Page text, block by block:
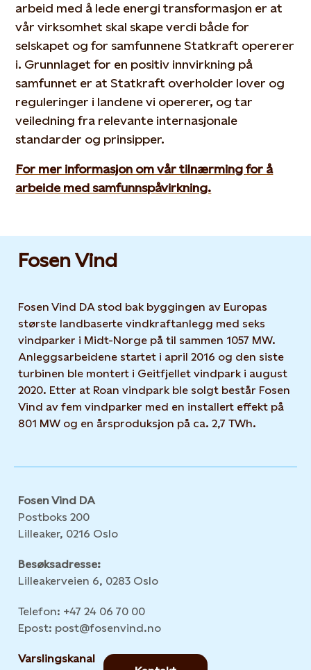
arbeid med å lede energi transformasjon er at
vår virksomhet skal skape verdi både for
selskapet og for samfunnene Statkraft opererer
i. Grunnlaget for en positiv innvirkning på
samfunnet er at Statkraft overholder lover og
reguleringer i landene vi opererer, og tar
veiledning fra relevante internasjonale
standarder og prinsipper.
For mer informasjon om vår tilnærming for å
arbeide med samfunnspåvirkning.
Fosen Vind
Fosen Vind DA stod bak byggingen av Europas
største landbaserte vindkraftanlegg med seks
vindparker i Midt-Norge på til sammen 1057 MW.
Anleggsarbeidene startet i april 2016 og den siste
turbinen ble montert i Geitfjellet vindpark i august
2020. Etter at Roan vindpark ble solgt består Fosen
Vind av fem vindparker med en installert effekt på
801 MW og en årsproduksjon på ca. 2,7 TWh.
Fosen Vind DA
Postboks 200
Lilleaker, 0216 Oslo
Besøksadresse:
Lilleakerveien 6, 0283 Oslo
Telefon: +47 24 06 70 00
Epost: post@fosenvind.no
Varslingskanal